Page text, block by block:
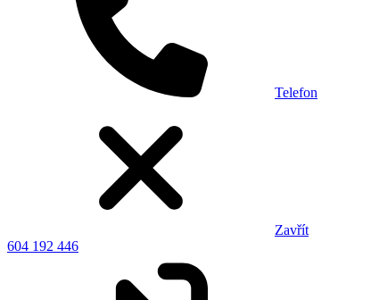
Telefon
Zavřít
604 192 446